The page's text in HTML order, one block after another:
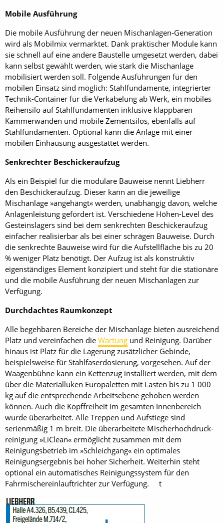
Mobile Ausführung
Die mobile Ausführung der neuen Mischanlagen-Generation
wird als Mobilmix vermarktet. Dank praktischer Module kann
sie schnell auf eine andere Baustelle umgesetzt werden, dabei
kann selbst gewählt werden, wie stark die Mischanlage
mobilisiert werden soll. Folgende Ausführungen für den
mobilen Einsatz sind möglich: Stahlfundamente, integrierter
Technik-Container für die Verkabelung ab Werk, ein mobiles
Reihensilo auf Stahlfundamenten inklusive klappbaren
Kammerwänden und mobile Zementsilos, ebenfalls auf
Stahlfundamenten. Optional kann die Anlage mit einer
mobilen Einhausung ausgestattet werden.
Senkrechter Beschickeraufzug
Als ein Beispiel für die modulare Bauweise nennt Liebherr
den Beschickeraufzug. Dieser kann an die jeweilige
Mischanlage »angehängt« werden, unabhängig davon, welche
Anlagenleistung gefordert ist. Verschiedene Höhen-Level des
Gesteinslagers sind bei dem senkrechten Beschickeraufzug
einfacher realisierbar als bei einer schrägen Bauweise. Durch
die senkrechte Bauweise wird für die Aufstellfläche bis zu 20
% weniger Platz benötigt. Der Aufzug ist als konstruktiv
eigenständiges Element konzipiert und steht für die stationäre
und die mobile Ausführung der neuen Mischanlagen zur
Verfügung.
Durchdachtes Raumkonzept
Alle begehbaren Bereiche der Mischanlage bieten ausreichend
Platz und vereinfachen die Wartung und Reinigung. Darüber
hinaus ist Platz für die Lagerung zusätzlicher Gebinde,
beispielsweise für Stahlfaserdosierung, vorgesehen. Auf der
Waagenbühne kann ein Kettenzug installiert werden, mit dem
über die Materialluken Europaletten mit Lasten bis zu 1 000
kg auf die entsprechende Arbeitsebene gehoben werden
können. Auch die Kopffreiheit im gesamten Innenbereich
wurde überarbeitet. Alle Treppen und Aufstiege sind
serienmäßig 1 m breit. Die überarbeitete Mischerhochdruck­
reinigung »LiClean« ermöglicht zusammen mit dem
Reinigungsbetrieb im »Schleichgang« ein optimales
Reinigungsergebnis bei hoher Sicherheit. Weiterhin steht
optional ein automatisches Reinigungssystem für den
Fahrmischereinlauftrichter zur Verfügung. t